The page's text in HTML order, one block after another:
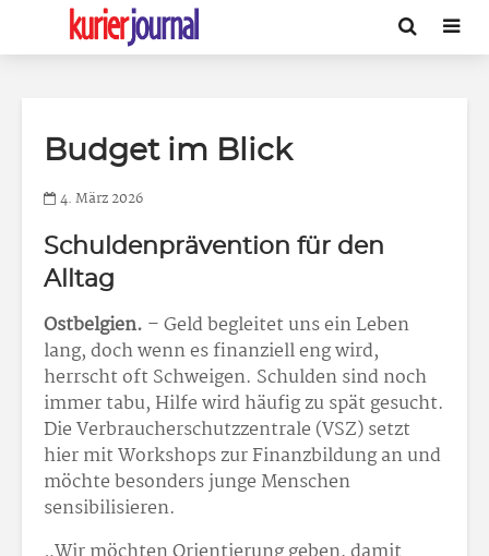
Budget im Blick
4. März 2026
Schuldenprävention für den
Alltag
Ostbelgien. – Geld begleitet uns ein Leben
lang, doch wenn es finanziell eng wird,
herrscht oft Schweigen. Schulden sind noch
immer tabu, Hilfe wird häufig zu spät gesucht.
Die Verbraucherschutzzentrale (VSZ) setzt
hier mit Workshops zur Finanzbildung an und
möchte besonders junge Menschen
sensibilisieren.